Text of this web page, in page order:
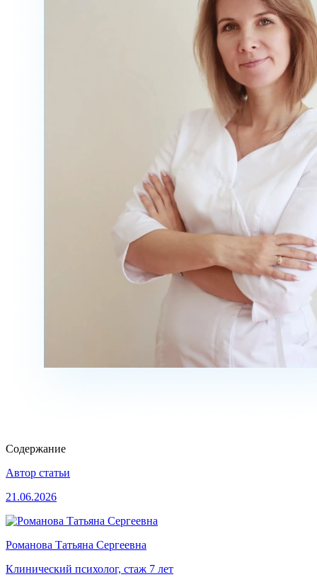
Содержание
Автор статьи
21.06.2026
Романова Татьяна Сергеевна
Клинический психолог, стаж 7 лет